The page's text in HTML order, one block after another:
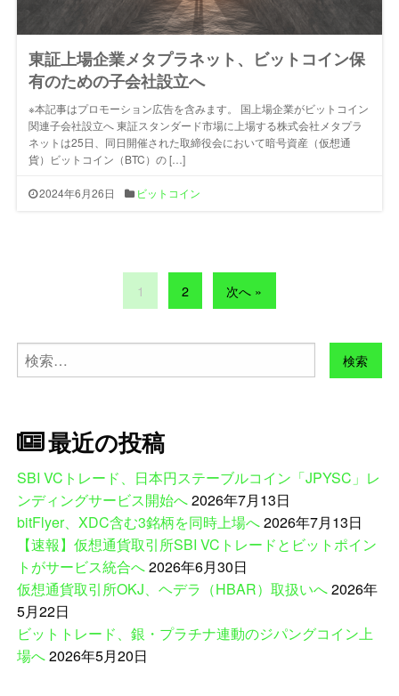
東証上場企業メタプラネット、ビットコイン保
有のための子会社設立へ
※本記事はプロモーション広告を含みます。 国上場企業がビットコイン
関連子会社設立へ 東証スタンダード市場に上場する株式会社メタプラ
ネットは25日、同日開催された取締役会において暗号資産（仮想通
貨）ビットコイン（BTC）の […]
2024年6月26日 ビットコイン
1 2 次へ »
検
索:
最近の投稿
SBI VCトレード、日本円ステーブルコイン「JPYSC」レ
ンディングサービス開始へ2026年7月13日
bitFlyer、XDC含む3銘柄を同時上場へ2026年7月13日
【速報】仮想通貨取引所SBI VCトレードとビットポイン
トがサービス統合へ2026年6月30日
仮想通貨取引所OKJ、ヘデラ（HBAR）取扱いへ2026年
5月22日
ビットトレード、銀・プラチナ連動のジパングコイン上
場へ2026年5月20日